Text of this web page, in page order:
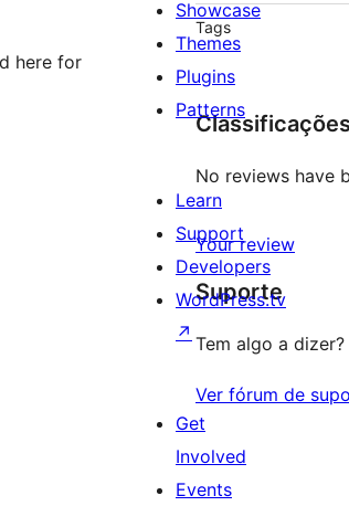
here for
Tags
Classificações
No reviews have
Your review
Suporte
Tem algo a
Ver fórum de
Showcase
Themes
Plugins
Patterns
Learn
Support
Developers
WordPress.tv
↗
Get
Involved
Events